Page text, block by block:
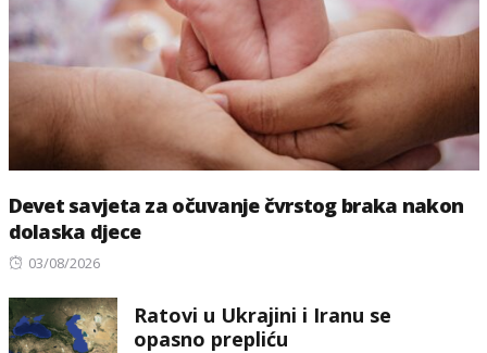
Devet savjeta za očuvanje čvrstog braka nakon
dolaska djece
Posted
03/08/2026
Ratovi u Ukrajini i Iranu se
opasno prepliću